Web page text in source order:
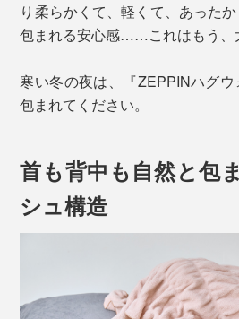
り柔らかくて、軽くて、あった
包まれる安心感……これはもう、
寒い冬の夜は、『ZEPPINハグウ
包まれてください。
首も背中も自然と包
シュ構造